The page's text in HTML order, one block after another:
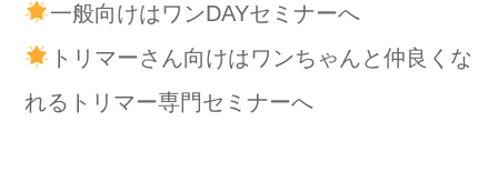
一般向けはワンDAYセミナーへ
トリマーさん向けはワンちゃんと仲良くな
れるトリマー専門セミナーへ